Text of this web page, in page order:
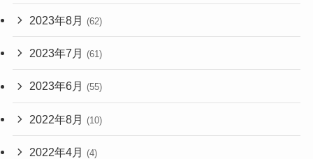
2023年8月 (62)
2023年7月 (61)
2023年6月 (55)
2022年8月 (10)
2022年4月 (4)